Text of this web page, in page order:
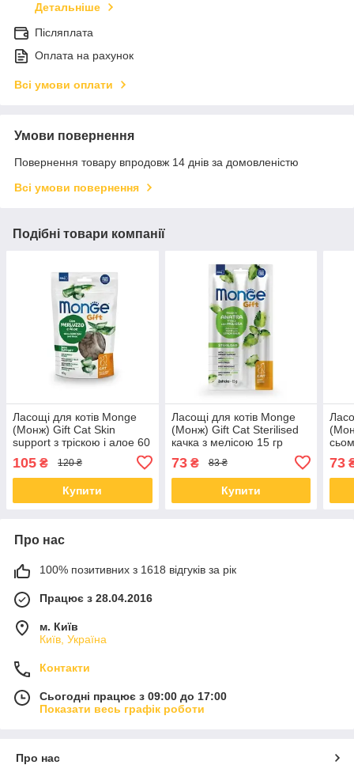
Детальніше
Післяплата
Оплата на рахунок
Всі умови оплати
Умови повернення
Повернення товару впродовж 14 днів за домовленістю
Всі умови повернення
Подібні товари компанії
Ласощі для котів Monge
(Монж) Gift Cat Skin
support з тріскою і алое 60
105 ₴ 120 ₴
Купити
Ласощі для котів Monge
(Монж) Gift Cat Sterilised
качка з мелісою 15 гр
73₴ 83 ₴
Купити
73
Про нас
100% позитивних з 1618 відгуків за рік
Працює з 28.04.2016
м. Київ
Київ, Україна
Контакти
Сьогодні працює з 09:00 до 17:00
Показати весь графік роботи
Про нас